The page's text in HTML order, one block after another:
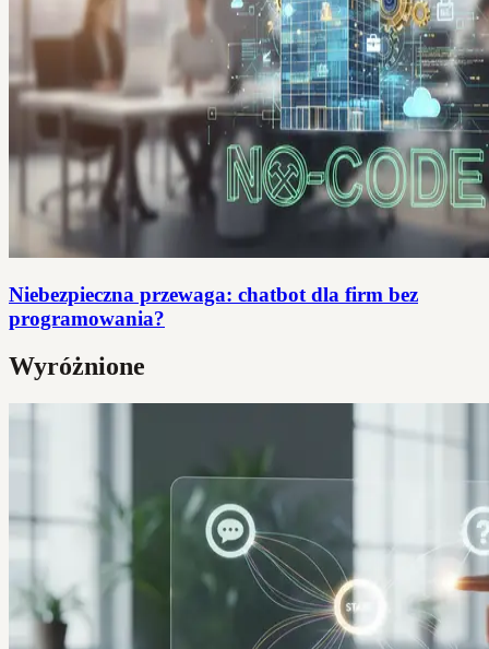
Niebezpieczna przewaga: chatbot dla firm bez
programowania?
Wyróżnione